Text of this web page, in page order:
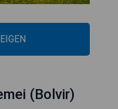
(Bolvir)